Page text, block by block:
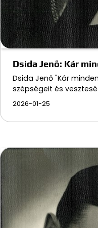
Dsida Jenő: Kár
Dsida Jenő "Kár
szépségeit és
2026-01-25